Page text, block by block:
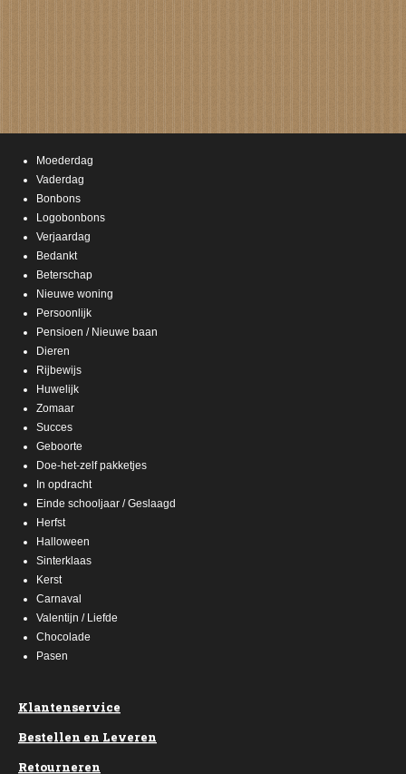
Moederdag
Vaderdag
Bonbons
Logobonbons
Verjaardag
Bedankt
Beterschap
Nieuwe woning
Persoonlijk
Pensioen / Nieuwe baan
Dieren
Rijbewijs
Huwelijk
Zomaar
Succes
Geboorte
Doe-het-zelf pakketjes
In opdracht
Einde schooljaar / Geslaagd
Herfst
Halloween
Sinterklaas
Kerst
Carnaval
Valentijn / Liefde
Chocolade
Pasen
Klantenservice
Bestellen en Leveren
Retourneren